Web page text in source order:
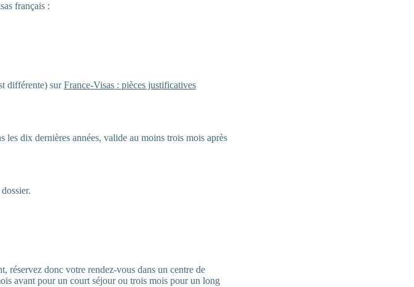
français :
différente) surFrance-Visas : pièces justificatives
dix dernières années, valide au moins trois mois après
réservez donc votre rendez-vous dans un centre de
avant pour un court séjour ou trois mois pour un long